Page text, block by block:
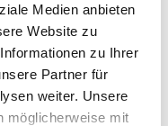
Medien anbieten
Website zu
zu Ihrer
Partner für
weiter. Unsere
möglicherweise mit
an der Lösung und
möglich beheben.
Online-Shop
SHOP